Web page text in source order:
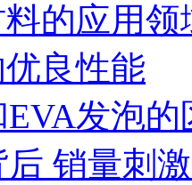
的应用领
良性能
发泡的
销量刺